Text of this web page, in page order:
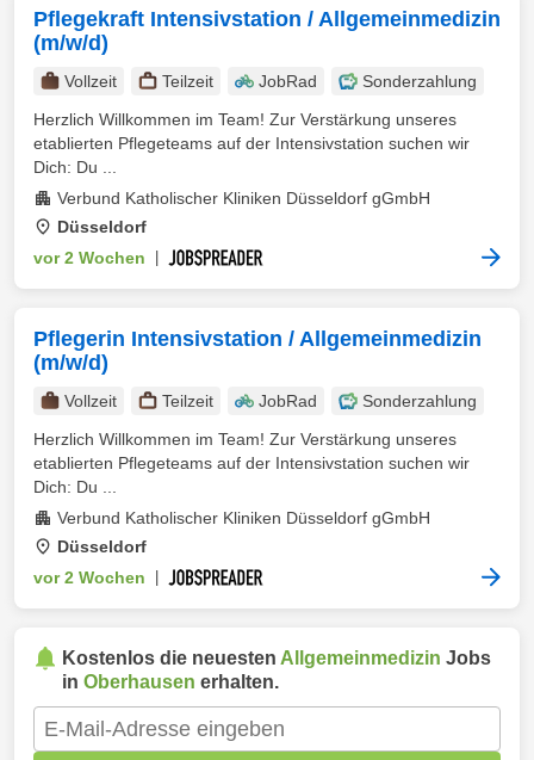
Pflegekraft Intensivstation / Allgemeinmedizin
(m/w/d)
Vollzeit Teilzeit JobRad
Sonderzahlung
Herzlich Willkommen im Team! Zur Verstärkung unseres
etablierten Pflegeteams auf der Intensivstation suchen wir
Dich: Du ...
Verbund Katholischer Kliniken Düsseldorf gGmbH
Düsseldorf
vor 2 Wochen
Pflegerin Intensivstation / Allgemeinmedizin
(m/w/d)
Vollzeit Teilzeit JobRad
Sonderzahlung
Herzlich Willkommen im Team! Zur Verstärkung unseres
etablierten Pflegeteams auf der Intensivstation suchen wir
Dich: Du ...
Verbund Katholischer Kliniken Düsseldorf gGmbH
Düsseldorf
vor 2 Wochen
Kostenlos die neuesten Allgemeinmedizin Jobs
in Oberhausen erhalten.